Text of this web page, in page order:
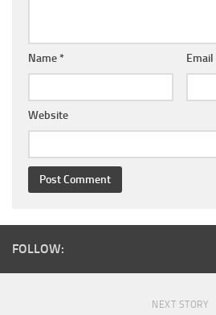
Name * Email
Website
FOLLOW:
NEXT STORY